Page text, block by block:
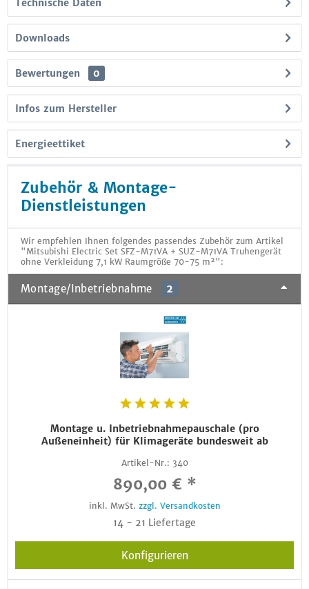
Technische Daten
Downloads
Bewertungen 0
Infos zum Hersteller
Energieettiket
Zubehör & Montage-
Dienstleistungen
Wir empfehlen Ihnen folgendes passendes Zubehör zum Artikel
"Mitsubishi Electric Set SFZ-M71VA + SUZ-M71VA Truhengerät
ohne Verkleidung 7,1 kW Raumgröße 70-75 m²":
Montage/Inbetriebnahme 2
Montage u. Inbetriebnahmepauschale (pro
Außeneinheit) für Klimageräte bundesweit ab
Artikel-Nr.: 340
890,00 € *
inkl. MwSt. zzgl. Versandkosten
14 - 21 Liefertage
Konfigurieren